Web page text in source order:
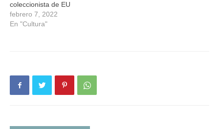
coleccionista de EU
febrero 7, 2022
En "Cultura"